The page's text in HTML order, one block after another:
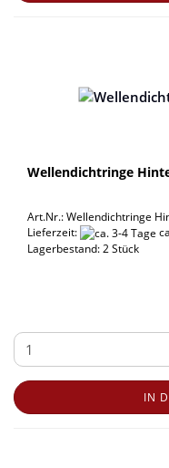
Wellendichtringe
Art.Nr.: Wellendichtringe
Lieferzeit:
Lagerbestand: 2 Stück
IN